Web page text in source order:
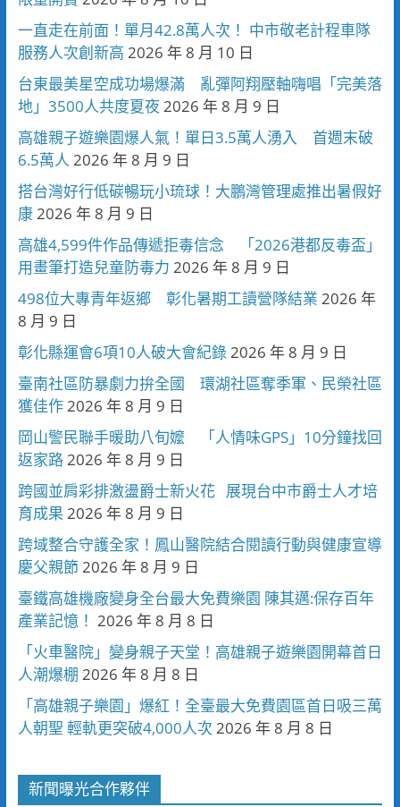
一直走在前面！單月42.8萬人次！ 中市敬老計程車隊
服務人次創新高 2026 年 8 月 10 日
台東最美星空成功場爆滿 亂彈阿翔壓軸嗨唱「完美落
地」3500人共度夏夜 2026 年 8 月 9 日
高雄親子遊樂園爆人氣！單日3.5萬人湧入 首週末破
6.5萬人 2026 年 8 月 9 日
搭台灣好行低碳暢玩小琉球！大鵬灣管理處推出暑假好
康2026 年 8 月 9 日
高雄4,599件作品傳遞拒毒信念 「2026港都反毒盃」
用畫筆打造兒童防毒力 2026 年 8 月 9 日
498位大專青年返鄉 彰化暑期工讀營隊結業 2026 年
8 月 9 日
彰化縣運會6項10人破大會紀錄2026 年 8 月 9 日
臺南社區防暴劇力拚全國 環湖社區奪季軍、民榮社區
獲佳作2026 年 8 月 9 日
岡山警民聯手暖助八旬嬤 「人情味GPS」10分鐘找回
返家路2026 年 8 月 9 日
跨國並肩彩排激盪爵士新火花 展現台中市爵士人才培
育成果 2026 年 8 月 9 日
跨域整合守護全家！鳳山醫院結合閱讀行動與健康宣導
慶父親節2026 年 8 月 9 日
臺鐵高雄機廠變身全台最大免費樂園 陳其邁:保存百年
產業記憶！ 2026 年 8 月 8 日
「火車醫院」變身親子天堂！高雄親子遊樂園開幕首日
人潮爆棚 2026 年 8 月 8 日
「高雄親子樂園」爆紅！全臺最大免費園區首日吸三萬
人朝聖 輕軌更突破4,000人次 2026 年 8 月 8 日
新聞曝光合作夥伴